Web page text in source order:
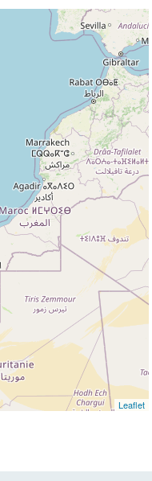
Leaflet